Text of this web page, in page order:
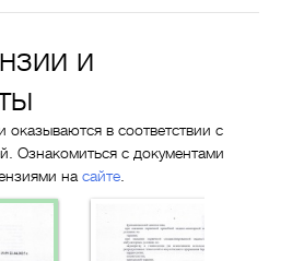
и
оказываются в соответствии с
Ознакомиться с документами
на сайте